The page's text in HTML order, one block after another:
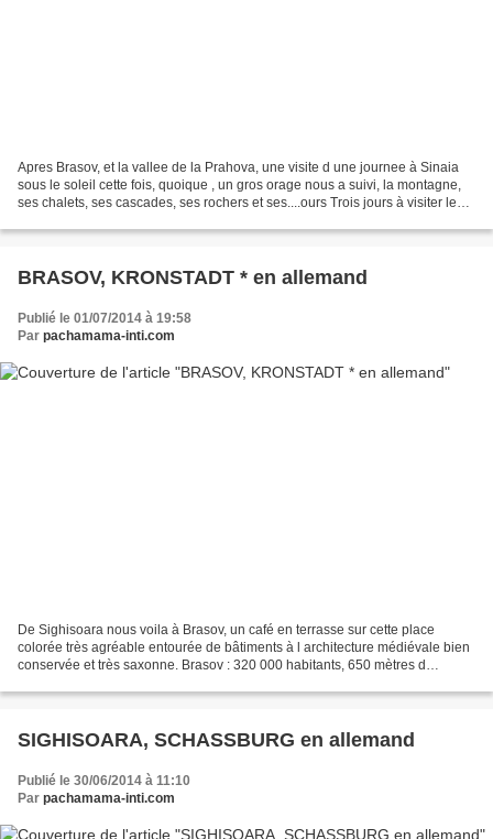
Apres Brasov, et la vallee de la Prahova, une visite d une journee à Sinaia
sous le soleil cette fois, quoique , un gros orage nous a suivi, la montagne,
ses chalets, ses cascades, ses rochers et ses....ours Trois jours à visiter les
BRASOV, KRONSTADT * en allemand
Publié le 01/07/2014 à 19:58
Par pachamama-inti.com
De Sighisoara nous voila à Brasov, un café en terrasse sur cette place
colorée très agréable entourée de bâtiments à l architecture médiévale bien
conservée et très saxonne. Brasov : 320 000 habitants, 650 mètres d
SIGHISOARA, SCHASSBURG en allemand
Publié le 30/06/2014 à 11:10
Par pachamama-inti.com